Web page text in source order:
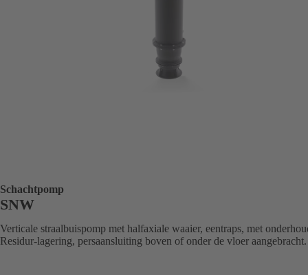
Schachtpomp
SNW
Verticale straalbuispomp met halfaxiale waaier, eentraps, met
Residur-lagering, persaansluiting boven of onder de vloer aangebracht.